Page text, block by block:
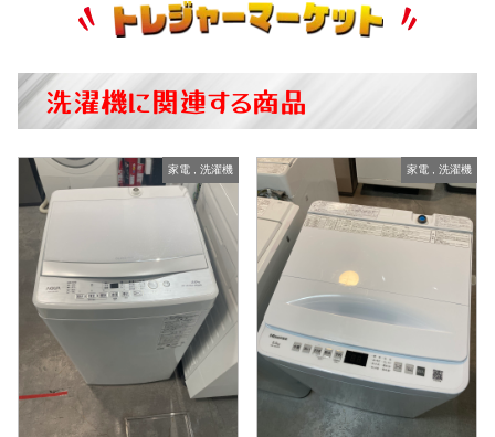
洗濯機に関連する商品
家電, 洗濯機 家電 洗濯機